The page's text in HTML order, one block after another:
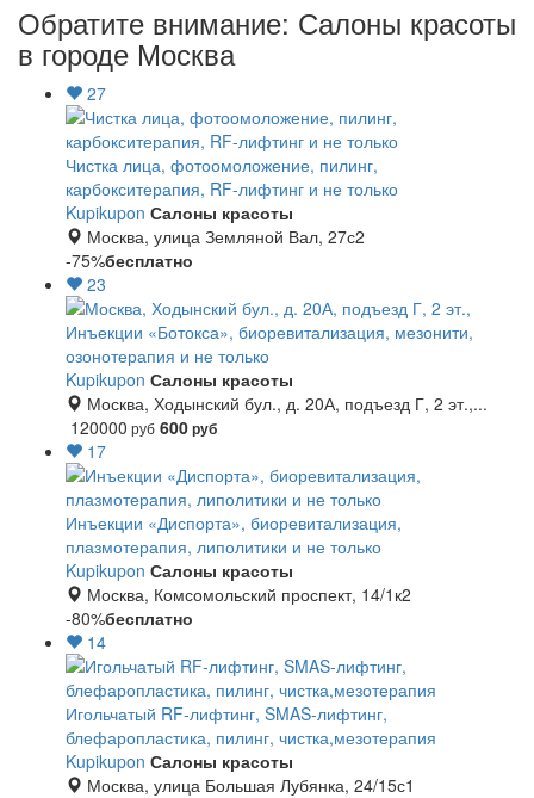
Обратите внимание: Салоны красоты
в городе Москва
27
Чистка лица, фотоомоложение, пилинг,
карбокситерапия, RF-лифтинг и не только
Kupikupon Салоны красоты
Москва, улица Земляной Вал, 27с2
-75%бесплатно
23
Инъекции «Ботокса», биоревитализация, мезонити,
озонотерапия и не только
Kupikupon Салоны красоты
Москва, Ходынский бул., д. 20А, подъезд Г, 2 эт.,...
120000 руб 600руб
17
Инъекции «Диспорта», биоревитализация,
плазмотерапия, липолитики и не только
Kupikupon Салоны красоты
Москва, Комсомольский проспект, 14/1к2
-80%бесплатно
14
Игольчатый RF-лифтинг, SMAS-лифтинг,
блефаропластика, пилинг, чистка,мезотерапия
Kupikupon Салоны красоты
Москва, улица Большая Лубянка, 24/15с1